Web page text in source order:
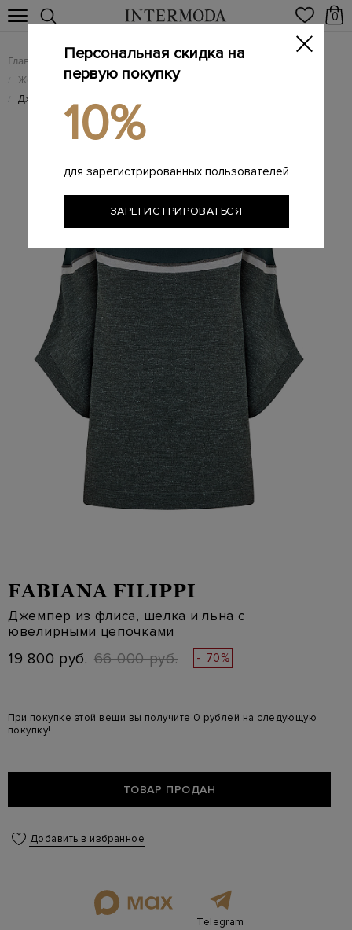
0
Главная Женщинам / Женская одежда
/ Женский трикотаж
/ Джемпер из флиса, шелка и льна с ювелирными цепочками
FABIANA FILIPPI
Джемпер из флиса, шелка и льна с
ювелирными цепочками
19 800 руб. 66 000 руб. - 70%
При покупке этой вещи вы получите 0 рублей на следующую
покупку!
ТОВАР ПРОДАН
Добавить в избранное
Telegram
Персональная скидка на
первую покупку
10%
для зарегистрированных пользователей
ЗАРЕГИСТРИРОВАТЬСЯ